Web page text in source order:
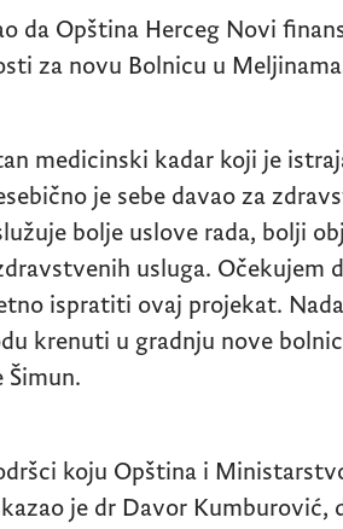
da Opština Herceg Novi
za novu Bolnicu u
medicinski kadar koji je
je sebe davao za
bolje uslove rada, bolji
usluga. Očekujem
ispratiti ovaj projekat.
krenuti u gradnju nove
Šimun.
koju Opština i
je dr Davor Kumburović,